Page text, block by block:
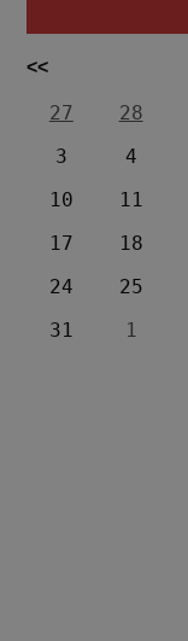
<<
27 28
3
4
10
11
17
18
24
25
31
1